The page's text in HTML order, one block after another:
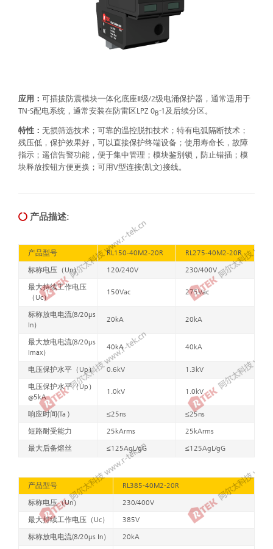
应用： 可插拔防震模块一体化底座Ⅱ级/2级电涌保护器，通常适用于
TN-S配电系统，通常安装在防雷区LPZ 0B-1及后续分区。
特性： 无损筛选技术；可靠的温控脱扣技术；特有电弧隔断技术；
残压低，保护效果好，可以直接保护终端设备；使用寿命长，故障
指示；遥信告警功能，便于集中管理；模块鉴别锁，防止错插；模
块释放按钮方便更换；可用V型连接(凯文)接线。
产品描述:
产品型号 RL150-40M2-20R
RL275-40M2-20R
标称电压（Un）
120/240V
230/400V
最大持续工作电压
（Uc）
150Vac 275Vac
标称放电电流(8/20μs
In）
20kA 20kA
最大放电电流(8/20μs
Imax）
40kA 40kA
电压保护水平（Up） 0.6kV
1.3kV
电压保护水平（Up）
@5kA
1.0kV 1.0kV
响应时间(Ta ) ≤25ns
≤25ns
短路耐受能力
25kArms
25kArms
最大后备熔丝
≤125AgL/gG ≤125AgL/gG
产品型号
RL385-40M2-20R
标称电压（Un）
230/400V
最大持续工作电压（Uc）
385V
标称放电电流(8/20μs In）
20kA